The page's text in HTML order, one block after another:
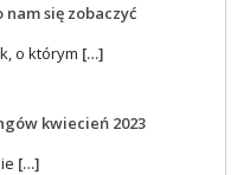
nam się zobaczyć
o którym […]
kwiecień 2023
[…]